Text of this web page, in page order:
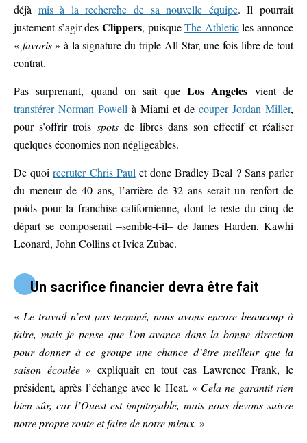
déjà mis à la recherche de sa nouvelle équipe. Il pourrait
justement s’agir des Clippers, puisqueThe Athleticles annonce
« favoris» à la signature du triple All-Star, une fois libre de tout
contrat.
Pas surprenant, quand on sait que Los Angeles vient de
transférer Norman Powell à Miami et de couper Jordan Miller,
pour s’offrir trois spotsde libres dans son effectif et réaliser
quelques économies non négligeables.
De quoirecruter Chris Paul et donc Bradley Beal ? Sans parler
du meneur de 40 ans, l’arrière de 32 ans serait un renfort de
poids pour la franchise californienne, dont le reste du cinq de
départ se composerait –semble-t-il– de James Harden, Kawhi
Leonard, John Collins et Ivica Zubac.
Un sacrifice financier devra être fait
« Le travail n’est pas terminé, nous avons encore beaucoup à
faire, mais je pense que l’on avance dans la bonne direction
pour donner à ce groupe une chance d’être meilleur que la
saison écoulée» expliquait en tout cas Lawrence Frank, le
président, après l’échange avec le Heat. « Cela ne garantit rien
bien sûr, car l’Ouest est impitoyable, mais nous devons suivre
notre propre route et faire de notre mieux. »